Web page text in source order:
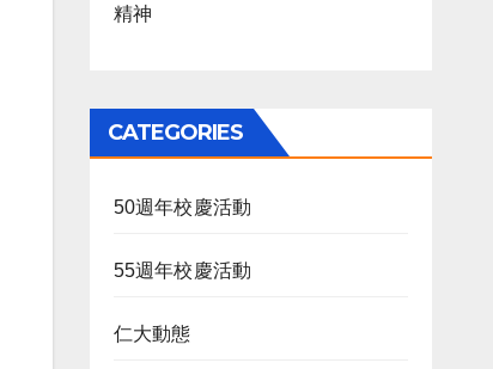
精神
CATEGORIES
50週年校慶活動
55週年校慶活動
仁大動態